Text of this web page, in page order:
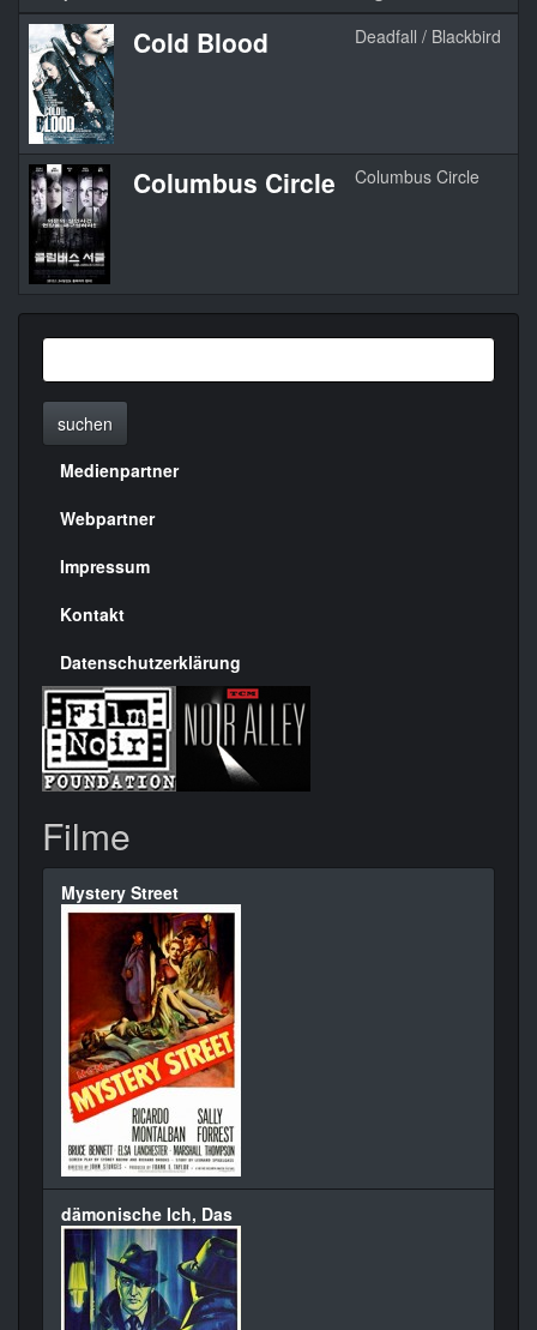
Cold Blood Deadfall / Blackbird
Columbus Circle Columbus Circle
suchen
Menülinks
rechte
Seite
Medienpartner
Webpartner
Impressum
Kontakt
Datenschutzerklärung
Filme
Mystery Street
dämonische Ich, Das